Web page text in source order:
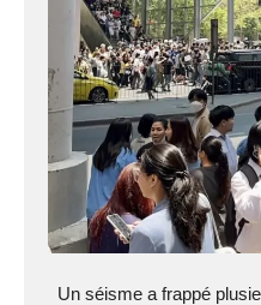
Un séisme a frappé